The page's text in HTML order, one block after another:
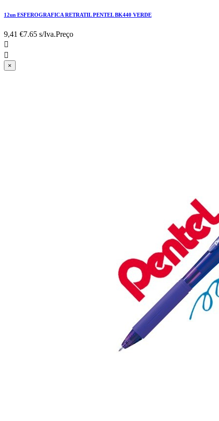
12un ESFEROGRAFICA RETRATIL PENTEL BK440 VERDE
9,41 €7.65 s/Iva.Preço


×